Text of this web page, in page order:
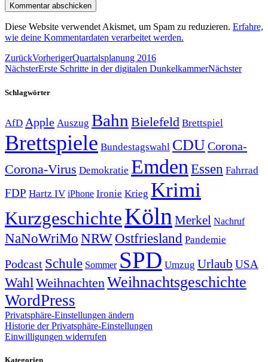
Diese Website verwendet Akismet, um Spam zu reduzieren. Erfahre,
wie deine Kommentardaten verarbeitet werden.
ZurückVorherigerQuartalsplanung 2016
NächsterErste Schritte in der digitalen DunkelkammerNächster
Schlagwörter
AfD Apple Auszug Bahn Bielefeld Brettspiel
Brettspiele Bundestagswahl CDUCorona-
Corona-Virus Demokratie Emden Essen Fahrrad
FDP Hartz IV iPhone Ironie Krieg Krimi
KurzgeschichteKöln Merkel Nachruf
NaNoWriMo NRWOstfriesland Pandemie
Podcast Schule Sommer SPD Umzug Urlaub USA
Wahl Weihnachten Weihnachtsgeschichte
WordPress
Privatsphäre-Einstellungen ändern
Historie der Privatsphäre-Einstellungen
Einwilligungen widerrufen
Kategorien